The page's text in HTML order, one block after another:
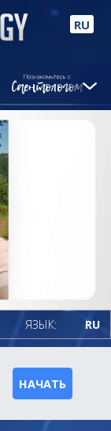
RU
ЯЗЫК: RU
НАЧАТЬ